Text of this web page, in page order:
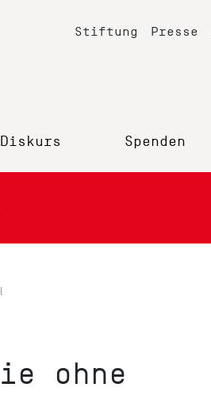
Stiftung Presse
Diskurs Spenden
ohne